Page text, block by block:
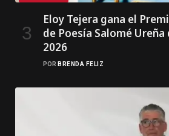
Eloy Tejera gana el
de Poesía Salomé
2026
POR BRENDA FELIZ